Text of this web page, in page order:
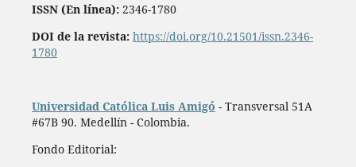
ISSN (En línea): 2346-1780
DOI de la revista: https://doi.org/10.21501/issn.2346-
1780
Universidad Católica Luis Amigó - Transversal 51A
#67B 90. Medellín - Colombia.
Fondo Editorial: